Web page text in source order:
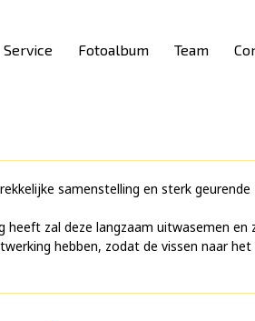
Service Fotoalbum Team
samenstelling en sterk geurende
zal deze langzaam uitwasemen en
hebben, zodat de vissen naar het